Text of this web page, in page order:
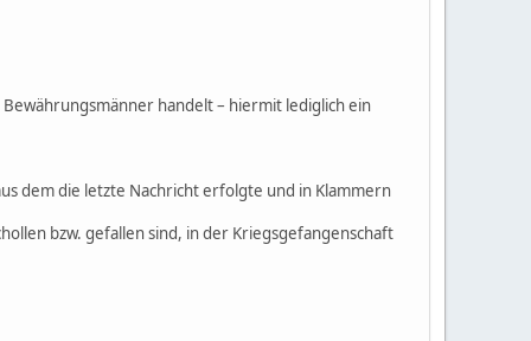
handelt – hiermit lediglich ein
dem die letzte Nachricht erfolgte und in Klammern
bzw. gefallen sind, in der Kriegsgefangenschaft